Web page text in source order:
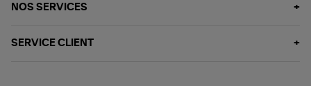
NOS SERVICES
SERVICE CLIENT